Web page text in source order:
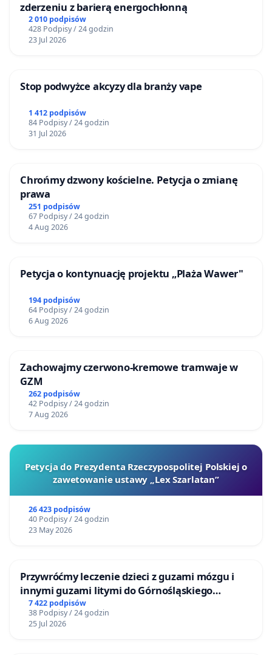
zderzeniu z barierą energochłonną
2 010 podpisów
428 Podpisy / 24 godzin
23 Jul 2026
Stop podwyżce akcyzy dla branży vape
1 412 podpisów
84 Podpisy / 24 godzin
31 Jul 2026
Chrońmy dzwony kościelne. Petycja o zmianę
prawa
251 podpisów
67 Podpisy / 24 godzin
4 Aug 2026
Petycja o kontynuację projektu „Plaża Wawer"
194 podpisów
64 Podpisy / 24 godzin
6 Aug 2026
Zachowajmy czerwono-kremowe tramwaje w
GZM
262 podpisów
42 Podpisy / 24 godzin
7 Aug 2026
Petycja do Prezydenta Rzeczypospolitej Polskiej o
zawetowanie ustawy „Lex Szarlatan”
26 423 podpisów
40 Podpisy / 24 godzin
23 May 2026
Przywróćmy leczenie dzieci z guzami mózgu i
innymi guzami litymi do Górnośląskiego
Centrum Zdrowia Dziecka w Katowicach
7 422 podpisów
38 Podpisy / 24 godzin
25 Jul 2026